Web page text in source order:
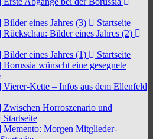
Bilder eines Jahres (3)
Startseite
Rückschau: Bilder eines Jahres (2)
Bilder eines Jahres (1)
Startseite
Borussia wünscht eine gesegnete
Vierer-Kette – Infos aus dem Ellenfeld
Zwischen Horroszenario und
Startseite
Memento: Morgen Mitglieder-